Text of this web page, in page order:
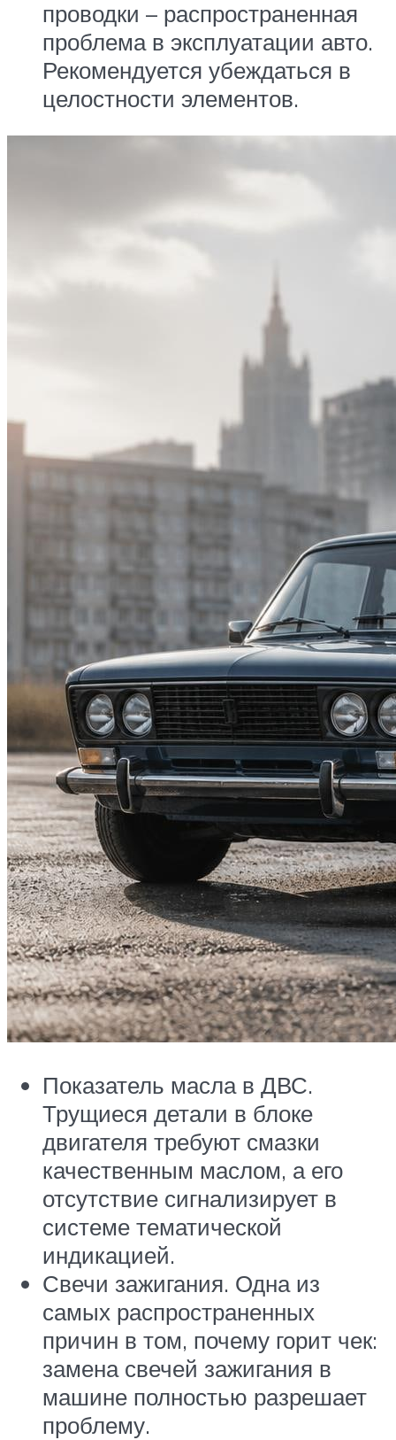
проводки – распространенная
проблема в эксплуатации авто.
Рекомендуется убеждаться в
целостности элементов.
Показатель масла в ДВС.
Трущиеся детали в блоке
двигателя требуют смазки
качественным маслом, а его
отсутствие сигнализирует в
системе тематической
индикацией.
Свечи зажигания. Одна из
самых распространенных
причин в том, почему горит чек:
замена свечей зажигания в
машине полностью разрешает
проблему.